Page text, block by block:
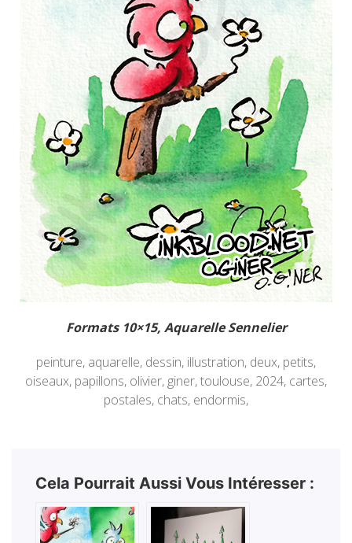
Formats 10×15, Aquarelle Sennelier
peinture, aquarelle, dessin, illustration, deux, petits,
oiseaux, papillons, olivier, giner, toulouse, 2024, cartes,
postales, chats, endormis,
Cela Pourrait Aussi Vous Intéresser :